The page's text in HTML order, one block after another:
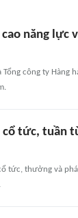
năng lực
Tổng công ty
cổ tức, tuần
tức, thưởng và